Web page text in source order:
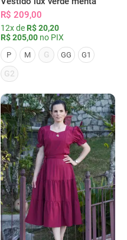
R$ 209,00
12x de R$ 20,20
R$ 205,00 no PIX
P M G GG G1
G2